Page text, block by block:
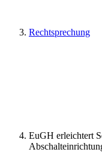
Rechtsprechung
EuGH erleichtert